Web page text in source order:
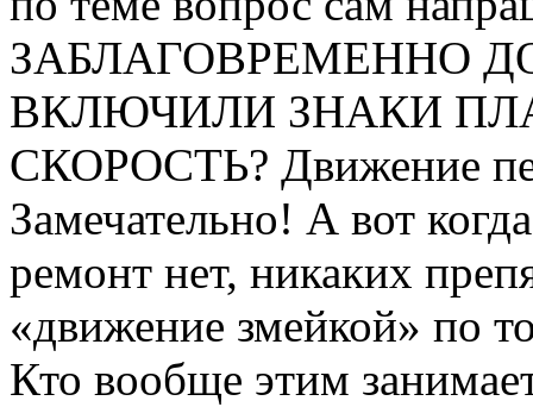
ЗАБЛАГОВРЕМЕННО
ВКЛЮЧИЛИ ЗНАКИ
СКОРОСТЬ? Движение
Замечательно! А вот
ремонт нет, никаких
«движение змейкой» по
Кто вообще этим